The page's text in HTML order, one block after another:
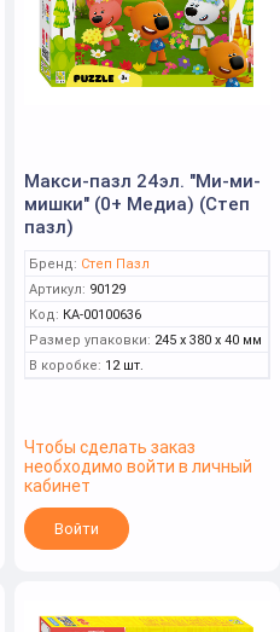
Макси-пазл 24эл. "Ми-ми-
мишки" (0+ Медиа) (Степ
пазл)
Бренд: Степ Пазл
Артикул: 90129
Код: КА-00100636
Размер упаковки: 245 x 380 x 40 мм
В коробке: 12 шт.
Чтобы сделать заказ
необходимо войти в личный
кабинет
Войти